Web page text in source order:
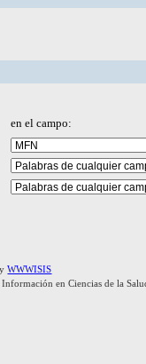
en el campo:
WWWISIS
en Ciencias de la